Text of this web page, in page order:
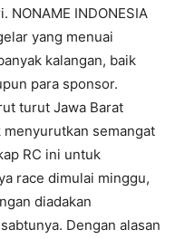
INDONESIA
yang menuai
kalangan, baik
para sponsor.
turut Jawa Barat
semangat
RC ini untuk
race dimulai minggu,
diadakan
Dengan alasan